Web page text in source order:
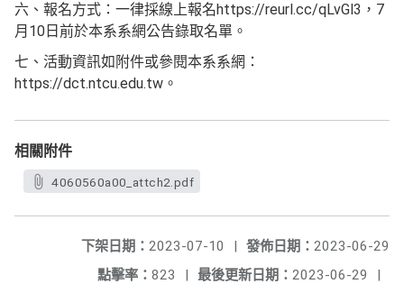
六、報名方式：一律採線上報名https://reurl.cc/qLvGl3，7
月10日前於本系系網公告錄取名單。
七、活動資訊如附件或參閱本系系網：
https://dct.ntcu.edu.tw。
相關附件
4060560a00_attch2.pdf
發佈日期： 2023-06-29
下架日期： 2023-07-10
|
最後更新日期： 2023-06-29 |
點擊率： 823 |